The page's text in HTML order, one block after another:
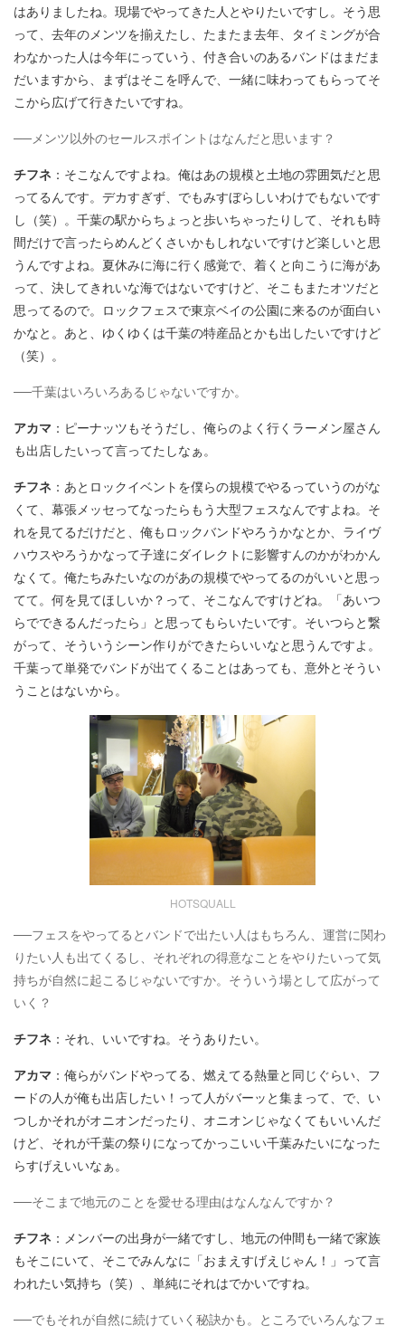
はありましたね。現場でやってきた人とやりたいですし。そう思
って、去年のメンツを揃えたし、たまたま去年、タイミングが合
わなかった人は今年にっていう、付き合いのあるバンドはまだま
だいますから、まずはそこを呼んで、一緒に味わってもらってそ
こから広げて行きたいですね。
──メンツ以外のセールスポイントはなんだと思います？
チフネ ：そこなんですよね。俺はあの規模と土地の雰囲気だと思
ってるんです。デカすぎず、でもみすぼらしいわけでもないです
し（笑）。千葉の駅からちょっと歩いちゃったりして、それも時
間だけで言ったらめんどくさいかもしれないですけど楽しいと思
うんですよね。夏休みに海に行く感覚で、着くと向こうに海があ
って、決してきれいな海ではないですけど、そこもまたオツだと
思ってるので。ロックフェスで東京ベイの公園に来るのが面白い
かなと。あと、ゆくゆくは千葉の特産品とかも出したいですけど
（笑）。
──千葉はいろいろあるじゃないですか。
アカマ ：ピーナッツもそうだし、俺らのよく行くラーメン屋さん
も出店したいって言ってたしなぁ。
チフネ ：あとロックイベントを僕らの規模でやるっていうのがな
くて、幕張メッセってなったらもう大型フェスなんですよね。そ
れを見てるだけだと、俺もロックバンドやろうかなとか、ライヴ
ハウスやろうかなって子達にダイレクトに影響すんのかがわかん
なくて。俺たちみたいなのがあの規模でやってるのがいいと思っ
てて。何を見てほしいか？って、そこなんですけどね。「あいつ
らでできるんだったら」と思ってもらいたいです。そいつらと繋
がって、そういうシーン作りができたらいいなと思うんですよ。
千葉って単発でバンドが出てくることはあっても、意外とそうい
うことはないから。
HOTSQUALL
──フェスをやってるとバンドで出たい人はもちろん、運営に関わ
りたい人も出てくるし、それぞれの得意なことをやりたいって気
持ちが自然に起こるじゃないですか。そういう場として広がって
いく？
チフネ ：それ、いいですね。そうありたい。
アカマ ：俺らがバンドやってる、燃えてる熱量と同じぐらい、フ
ードの人が俺も出店したい！って人がバーッと集まって、で、い
つしかそれがオニオンだったり、オニオンじゃなくてもいいんだ
けど、それが千葉の祭りになってかっこいい千葉みたいになった
らすげえいいなぁ。
──そこまで地元のことを愛せる理由はなんなんですか？
チフネ ：メンバーの出身が一緒ですし、地元の仲間も一緒で家族
もそこにいて、そこでみんなに「おまえすげえじゃん！」って言
われたい気持ち（笑）、単純にそれはでかいですね。
──でもそれが自然に続けていく秘訣かも。ところでいろんなフェ